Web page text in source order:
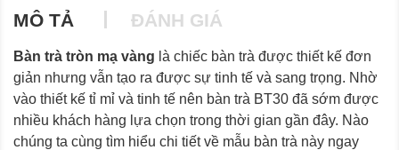
MÔ TẢ ĐÁNH GIÁ
Bàn trà tròn mạ vàng là chiếc bàn trà được thiết kế đơn
giản nhưng vẫn tạo ra được sự tinh tế và sang trọng. Nhờ
vào thiết kế tỉ mỉ và tinh tế nên bàn trà BT30 đã sớm được
nhiều khách hàng lựa chọn trong thời gian gần đây. Nào
chúng ta cùng tìm hiểu chi tiết về mẫu bàn trà này ngay